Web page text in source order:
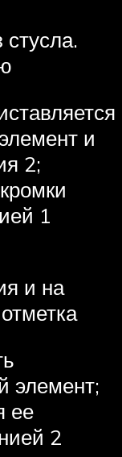
и
2;
1
и на
элемент;
ее
2